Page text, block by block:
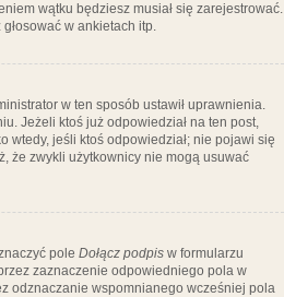
wątku będziesz musiał się zarejestrować.
w ankietach itp.
w ten sposób ustawił uprawnienia.
Jeżeli ktoś już odpowiedział na ten post,
wtedy, jeśli ktoś odpowiedział; nie pojawi się
że zwykli użytkownicy nie mogą usuwać
pole Dołącz podpis w formularzu
zaznaczenie odpowiedniego pola w
odznaczanie wspomnianego wcześniej pola